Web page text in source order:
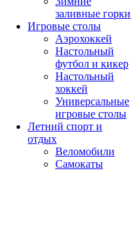
заливные горки
Игровые столы
Аэрохоккей
Настольный
футбол и кикер
Настольный
хоккей
Универсальные
игровые столы
Летний спорт и
отдых
Веломобили
Самокаты